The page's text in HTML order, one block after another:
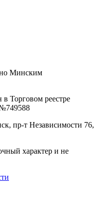
Минским
в Торговом реестре
№749588
пр-т Независимости 76,
характер и не